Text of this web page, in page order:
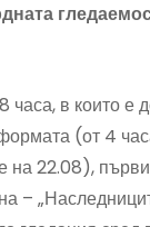
часа, в които е
(от 4
на 22.08),
–